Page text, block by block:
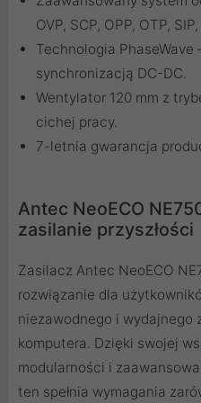
OVP, SCP, OPP, OTP,
Technologia PhaseWave
synchronizacją DC-DC.
Wentylator 120 mm z
cichej pracy.
7-letnia gwarancja
Antec NeoECO
zasilanie przyszłości
Zasilacz Antec NeoECO
rozwiązanie dla
niezawodnego i wydajnego
komputera. Dzięki swojej
modularności i
ten spełnia wymagania